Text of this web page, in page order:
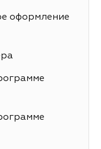
оформление